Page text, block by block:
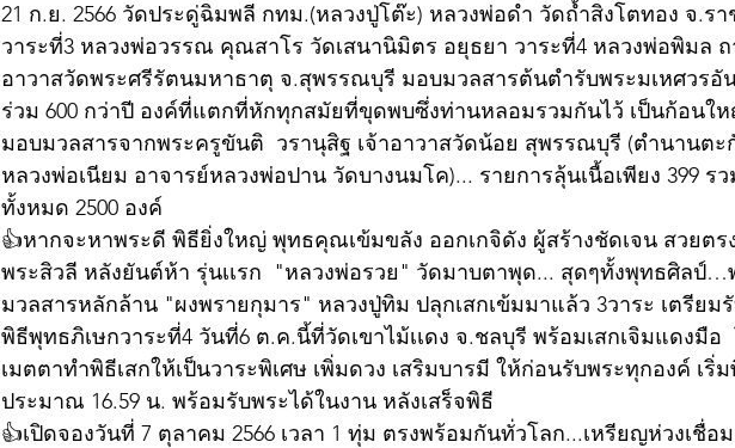
21 ก.ย. 2566 วัดประดู่ฉิมพลี กทม.(หลวงปู่โต๊ะ) หลวงพ่อดำ วัดถ้ำสิงโตทอง จ.ร
วาระที่3 หลวงพ่อวรรณ คุณสาโร วัดเสนานิมิตร อยุธยา วาระที่4 หลวงพ่อพิมล ถ
อาวาสวัดพระศรีรัตนมหาธาตุ จ.สุพรรณบุรี มอบมวลสารต้นตำรับพระมเหศวรอั
ร่วม 600 กว่าปี องค์ที่แตกที่หักทุกสมัยที่ขุดพบซึ่งท่านหลอมรวมกันไว้ เป็นก้อนใ
มอบมวลสารจากพระครูขันติ  วรานุสิฐ เจ้าอาวาสวัดน้อย สุพรรณบุรี (ตำนานตะ
หลวงพ่อเนียม อาจารย์หลวงพ่อปาน วัดบางนมโค)... รายการลุ้นเนื้อเพียง​ 399​ ร
ทั้งหมด 2500 องค์
👍หากจะหาพระดี พิธียิ่งใหญ่ พุทธคุณเข้มขลัง ออกเกจิดัง ผู้สร้างชัดเจน สวยต
พระสิวลี หลังยันต์ห้า รุ่นเเรก  "หลวงพ่อรวย" วัดมาบตาพุด... สุดๆทั้งพุทธศิลป์
มวลสารหลักล้าน "ผงพรายกุมาร" หลวงปู่ทิม ปลุกเสกเข้มมาแล้ว 3วาระ เตรียมรั
พิธีพุทธภิเษกวาระที่4 วันที่6 ต.ค.นี้ที่วัดเขาไม้เเดง จ.ชลบุรี พร้อมเสกเจิมแดงมือ
เมตตาทำพิธีเสกให้เป็นวาระพิเศษ เพิ่มดวง เสริมบารมี ให้ก่อนรับพระทุกองค์ เริ่ม
ประมาณ 16.59 น. พร้อมรับพระได้ในงาน หลังเสร็จพิธี
👍เปิดจองวันที่ 7 ตุลาคม 2566 เวลา 1 ทุ่ม ตรงพร้อมกันทั่วโลก...เหรียญห่วงเชื่อ